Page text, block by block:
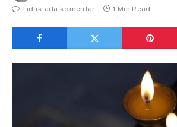
Tidak ada komentar
1 Min Read